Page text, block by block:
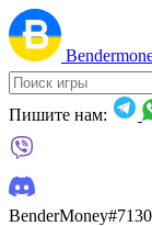
Пишите нам:
BenderMoney#7130